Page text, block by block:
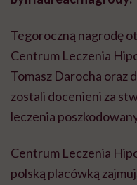
Tegoroczną nagrodę
Centrum Leczenia
Tomasz Darocha oraz
zostali docenieni za
leczenia
Centrum Leczenia
polską placówką